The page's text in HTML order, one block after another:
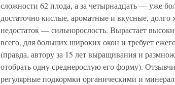
сложности 62 плода, а за четырнадцать — уже
достаточно кислые, ароматные и вкусные,
недостаток — сильнорослость. Вырастает
всего, для больших широких окон и требует
(правда, автору за 15 лет выращивания и
отобрать одну среднерослую его форму).
регулярные подкормки органическими и